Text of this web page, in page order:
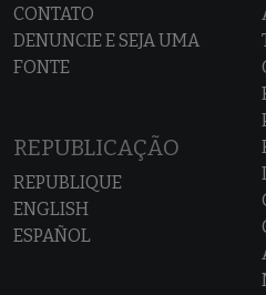
CONTATO
DENUNCIE E SEJA UMA
FONTE
REPUBLICAÇÃO
REPUBLIQUE
ENGLISH
ESPAÑOL